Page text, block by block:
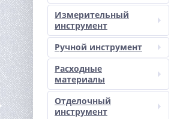
Измерительный
инструмент
Ручной инструмент
Расходные
материалы
Отделочный
инструмент